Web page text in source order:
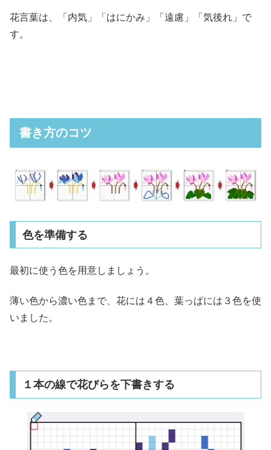
花言葉は、「内気」「はにかみ」「遠慮」「気後れ」で
す。
書き方のコツ
色を準備する
最初に使う色を用意しましょう。
薄い色から濃い色まで、花には４色、葉っぱには３色を使
いました。
１本の線で花びらを下書きする